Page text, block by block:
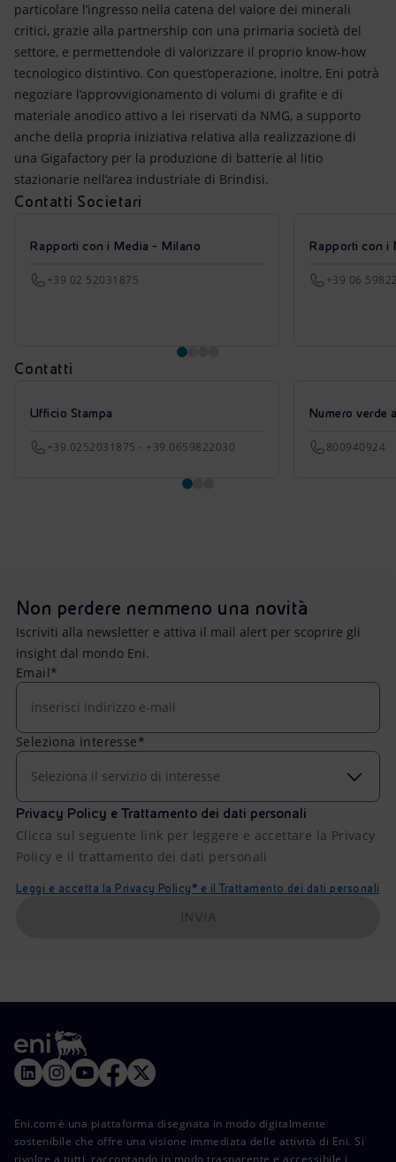
particolare l’ingresso nella catena del valore dei minerali
critici, grazie alla partnership con una primaria società del
settore, e permettendole di valorizzare il proprio know-how
tecnologico distintivo. Con quest’operazione, inoltre, Eni potrà
negoziare l’approvvigionamento di volumi di grafite e di
materiale anodico attivo a lei riservati da NMG, a supporto
anche della propria iniziativa relativa alla realizzazione di
una Gigafactory per la produzione di batterie al litio
stazionarie nell’area industriale di Brindisi.
Contatti Societari
Rapporti con i Media - Milano
+39 02 52031875
Rapporti con i
+39 06
Contatti
Ufficio Stampa
+39.0252031875 - +39.0659822030
Numero verde
800940924
Non perdere nemmeno una novità
Iscriviti alla newsletter e attiva il mail alert per scoprire gli
insight dal mondo Eni.
Email*
Seleziona interesse*
Seleziona il servizio di interesse
Privacy Policy e Trattamento dei dati personali
Clicca sul seguente link per leggere e accettare la Privacy
Policy e il trattamento dei dati personali
Leggi e accetta la Privacy Policy* e il Trattamento dei dati personali
Eni.com è una piattaforma disegnata in modo digitalmente
sostenibile che offre una visione immediata delle attività di Eni. Si
rivolge a tutti, raccontando in modo trasparente e accessibile i